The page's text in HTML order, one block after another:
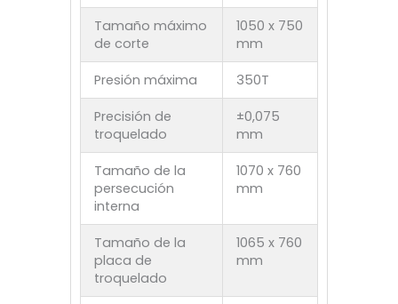
Tamaño máximo
de corte
1050 x 750
mm
Presión máxima 350T
Precisión de
troquelado
±0,075
mm
Tamaño de la
persecución
interna
1070 x 760
mm
Tamaño de la
placa de
troquelado
1065 x 760
mm